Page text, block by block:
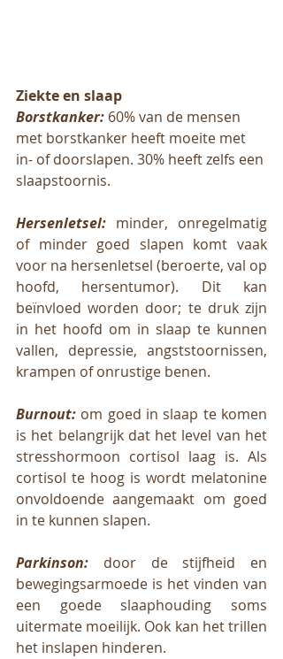
Ziekte en slaap
Borstkanker: 60% van de mensen
met borstkanker heeft moeite met
in- of doorslapen. 30% heeft zelfs een
slaapstoornis.
Hersenletsel: minder, onregelmatig
of minder goed slapen komt vaak
voor na hersenletsel (beroerte, val op
hoofd, hersentumor). Dit kan
beïnvloed worden door; te druk zijn
in het hoofd om in slaap te kunnen
vallen, depressie, angststoornissen,
krampen of onrustige benen.
Burnout: om goed in slaap te komen
is het belangrijk dat het level van het
stresshormoon cortisol laag is. Als
cortisol te hoog is wordt melatonine
onvoldoende aangemaakt om goed
in te kunnen slapen.
Parkinson: door de stijfheid en
bewegingsarmoede is het vinden van
een goede slaaphouding soms
uitermate moeilijk. Ook kan het trillen
het inslapen hinderen.